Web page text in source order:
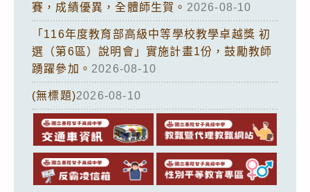
賽，成績優異，全體師生賀。 2026-08-10
「116年度教育部高級中等學校教學卓越獎 初
選（第6區）說明會」實施計畫1份，鼓勵教師
踴躍參加。 2026-08-10
(無標題)2026-08-10